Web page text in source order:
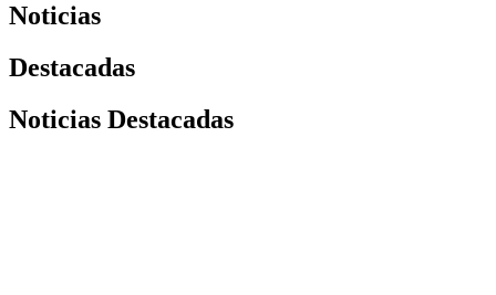
Noticias
Destacadas
Noticias Destacadas